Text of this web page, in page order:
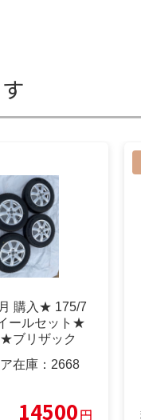
購入★ 175/7
ールセット★
ブリザック
在庫： 2668
14500円